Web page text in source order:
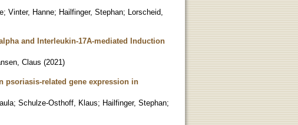
; Vinter, Hanne; Hailfinger, Stephan; Lorscheid,
and Interleukin-17A-mediated Induction
Claus (2021)
psoriasis-related gene expression in
; Schulze-Osthoff, Klaus; Hailfinger, Stephan;